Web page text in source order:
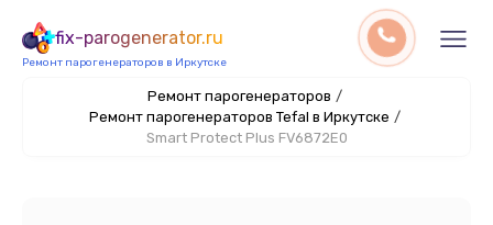
fix-parogenerator.ru
Ремонт парогенераторов в Иркутске
Ремонт парогенераторов /
Ремонт парогенераторов Tefal в Иркутске /
Smart Protect Plus FV6872E0